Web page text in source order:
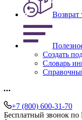
Возврат
Создать
Словарь
+7 (800) 600-31-70
Бесплатный звонок